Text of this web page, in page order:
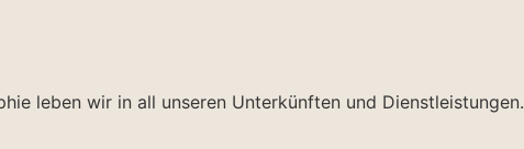
leben wir in all unseren Unterkünften und Dienstleistungen.